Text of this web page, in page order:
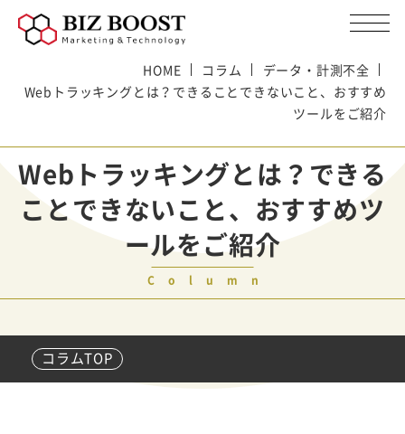
HOME コラム
データ・計測不全
Webトラッキングとは？できることできないこと、おすすめ
ツールをご紹介
Webトラッキングとは？できる
ことできないこと、おすすめツ
ールをご紹介
Column
コラムTOP